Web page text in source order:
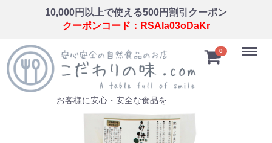
10,000円以上で使える500円割引クーポン
クーポンコード：RSAla03oDaKr
お客様に安心・安全な食品を
0
Menu